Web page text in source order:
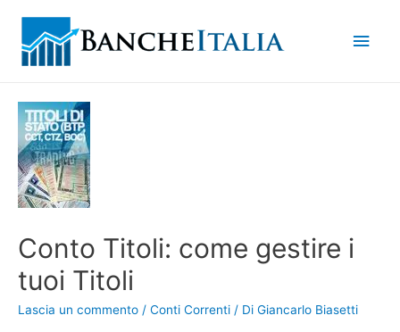
Conto Titoli: come gestire i
tuoi Titoli
Lascia un commento / Conti Correnti / Di Giancarlo Biasetti